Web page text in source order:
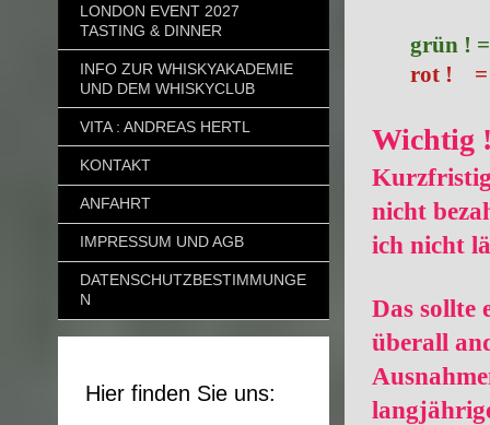
grün !
rot ! =
Wichtig
nicht
ich nicht
Das sollte
überall
LONDON EVENT 2027
TASTING & DINNER
INFO ZUR WHISKYAKADEMIE
UND DEM WHISKYCLUB
VITA : ANDREAS HERTL
KONTAKT
ANFAHRT
IMPRESSUM UND AGB
DATENSCHUTZBESTIMMUNGE
N
Hier finden Sie uns: